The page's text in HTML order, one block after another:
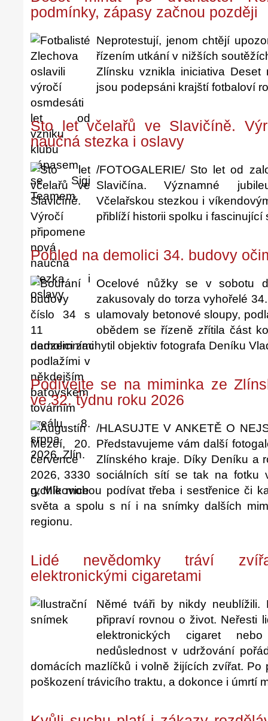
podmínky, zápasy začnou později
Neprotestují, jenom chtějí
řízením utkání v nižších
Zlínsku vznikla iniciativa
jsou podepsáni krajští fotbaloví
Sto let včelařů ve Slavičíně.
naučná stezka i oslavy
/FOTOGALERIE/ Sto let od
Slavičína. Významné
Včelařskou stezkou i
přiblíží historii spolku i fascinující
Pohled na demolici 34. budovy
Ocelové nůžky se v sobotu
zakusovaly do torza vyhořelé
ulamovaly betonové sloupy,
obědem se řízeně zřítila část
demolici zachytil objektiv fotografa Deníku
Podívejte se na miminka ze
ve 32. týdnu roku 2026
/HLASUJTE V ANKETĚ O
Představujeme vám další
Zlínského kraje. Díky Deníku a
sociálních sítí se tak na fotku
rychle mohou podívat třeba i sestřenice či
světa a spolu s ní i na snímky dalších
regionu.
Lidé nevědomky tráví
elektronickými cigaretami
Němé tváři by nikdy
připraví rovnou o život. Neřesti
elektronických cigaret
nedůslednost v udržování
domácích mazlíčků i volně žijících zvířat. Po
poškození trávicího traktu, a dokonce i úmrtí